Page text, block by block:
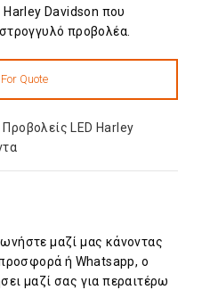
Harley Davidson που
προβολέα.
Προβολείς LED Harley
μαζί μας κάνοντας
ή Whatsapp, ο
μαζί σας για περαιτέρω